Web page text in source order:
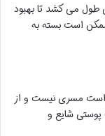
طول می کشد تا بهبود
است بسته به
است مسری نیست و از
شایع و